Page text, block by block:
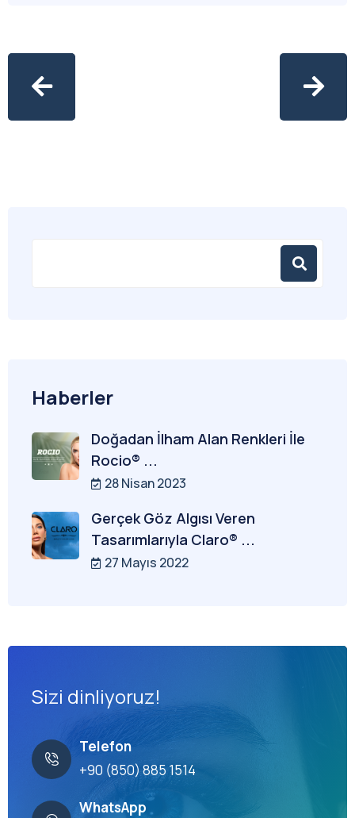
Haberler
Doğadan İlham Alan Renkleri İle
Rocio® ...
28 Nisan 2023
Gerçek Göz Algısı Veren
Tasarımlarıyla Claro® ...
27 Mayıs 2022
Sizi dinliyoruz!
Telefon
+90 (850) 885 1514
WhatsApp